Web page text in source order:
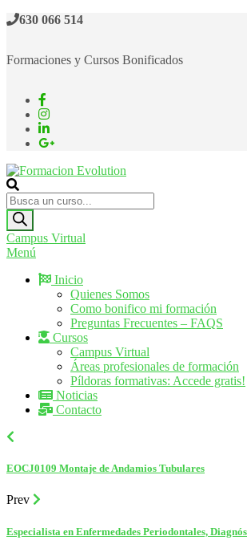
630 066 514
Formaciones y Cursos Bonificados
Formacion Evolution
Cursos de formación continua
Campus Virtual
Menú
Inicio
Quienes Somos
Como bonifico mi formación
Preguntas Frecuentes – FAQS
Cursos
Campus Virtual
Áreas profesionales de formación
Píldoras formativas: Accede gratis!
Noticias
Contacto
EOCJ0109 Montaje de Andamios Tubulares
Prev
Especialista en Enfermedades Periodontales,